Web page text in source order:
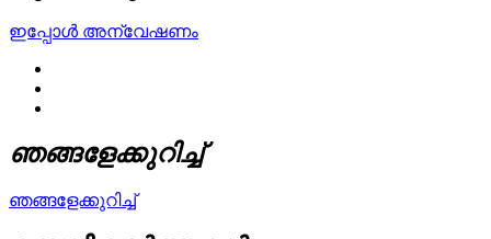
ഇപ്പോൾ അന്വേഷണം
ഞങ്ങളേക്കുറിച്ച്
ഞങ്ങളേക്കുറിച്ച്